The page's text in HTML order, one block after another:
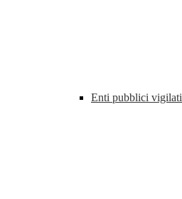
Enti pubblici vigilati